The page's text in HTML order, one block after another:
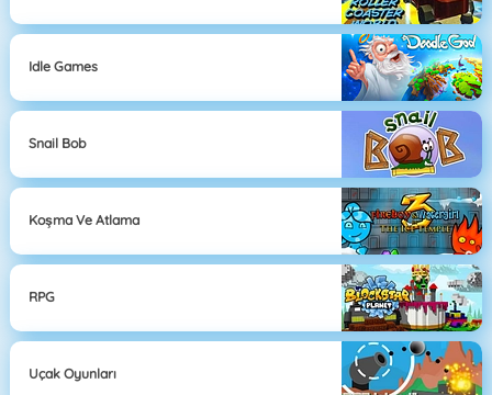
Idle Games
Snail Bob
Koşma Ve Atlama
RPG
Uçak Oyunları